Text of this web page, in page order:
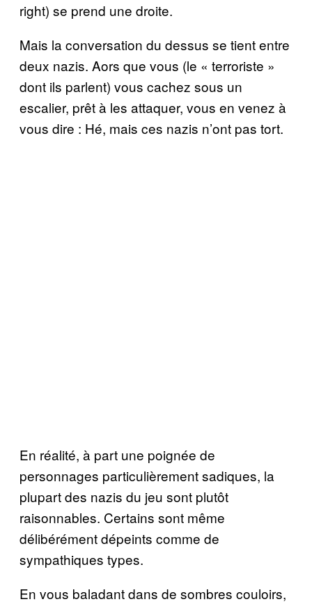
right) se prend une droite.
Mais la conversation du dessus se tient entre
deux nazis. Aors que vous (le « terroriste »
dont ils parlent) vous cachez sous un
escalier, prêt à les attaquer, vous en venez à
vous dire : Hé, mais ces nazis n’ont pas tort.
En réalité, à part une poignée de
personnages particulièrement sadiques, la
plupart des nazis du jeu sont plutôt
raisonnables. Certains sont même
délibérément dépeints comme de
sympathiques types.
En vous baladant dans de sombres couloirs,